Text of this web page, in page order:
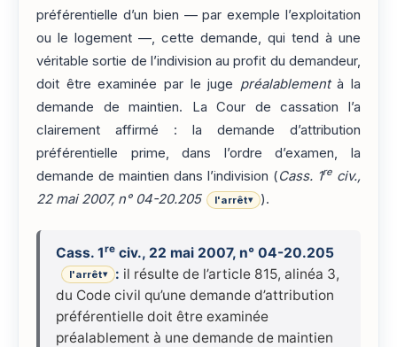
préférentielle d’un bien — par exemple l’exploitation
ou le logement —, cette demande, qui tend à une
véritable sortie de l’indivision au profit du demandeur,
doit être examinée par le juge préalablementà la
demande de maintien. La Cour de cassation l’a
clairement affirmé : la demande d’attribution
préférentielle prime, dans l’ordre d’examen, la
demande de maintien dans l’indivision (Cass. 1re civ.,
22 mai 2007, n° 04-20.205
l'arrêt▾ ).
Cass. 1re civ., 22 mai 2007, n° 04-20.205
l'arrêt▾ : il résulte de l’article 815, alinéa 3,
du Code civil qu’une demande d’attribution
préférentielle doit être examinée
préalablement à une demande de maintien